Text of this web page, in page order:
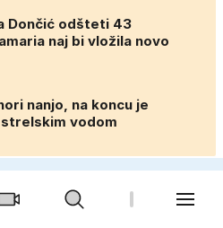
Dončić odšteti 43
naj bi vložila novo
nanjo, na koncu je
vodom